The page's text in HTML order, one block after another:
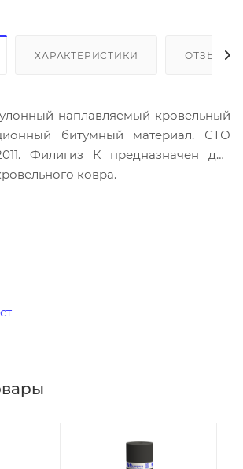
ХАРАКТЕРИСТИКИ ОТЗЫВЫ
наплавляемый кровельный
битумный материал. СТО
Филигиз К предназначен для
ковра.